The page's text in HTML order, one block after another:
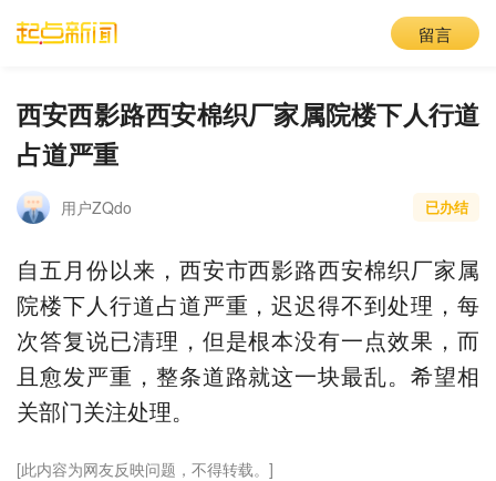
留言
西安西影路西安棉织厂家属院楼下人行道
占道严重
用户ZQdo 已办结
自五月份以来，西安市西影路西安棉织厂家属
院楼下人行道占道严重，迟迟得不到处理，每
次答复说已清理，但是根本没有一点效果，而
且愈发严重，整条道路就这一块最乱。希望相
关部门关注处理。
[此内容为网友反映问题，不得转载。]